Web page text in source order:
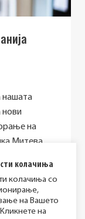
нашата
нови
на
Митева,
во
на
од
колачиња
колачиња со
на Вашето
на